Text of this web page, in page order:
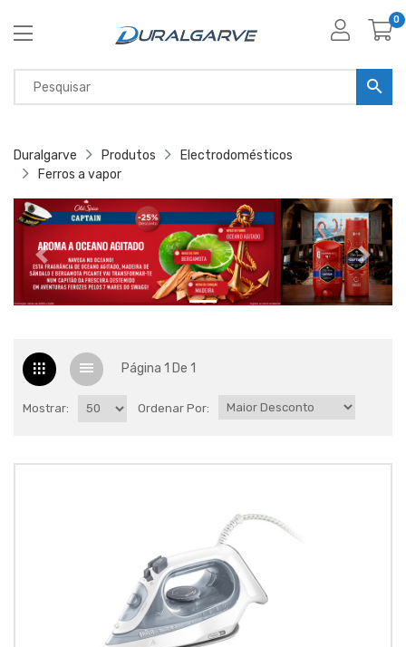
0
Duralgarve Produtos
Electrodomésticos
Ferros a vapor
Página 1 De 1
Mostrar: Ordenar Por: